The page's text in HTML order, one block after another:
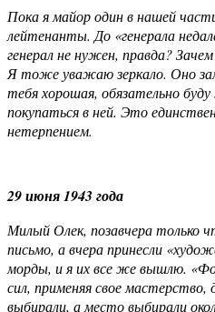
Пока я майор один в нашей
лейтенанты. До «генерала
генерал не нужен, правда?
Я тоже уважаю зеркало. Оно
тебя хорошая, обязательно
покупаться в ней. Это
нетерпением.
29 июня 1943 года
Милый Олек, позавчера только
письмо, а вчера принесли
морды, и я их все же вышлю.
сил, применяя свое мастерство,
выбирали, а место выбирали